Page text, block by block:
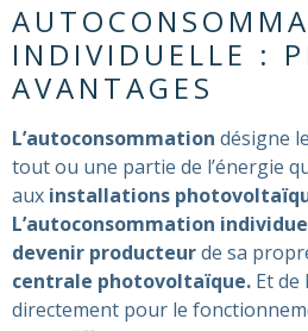
INDIVIDUELLE :
AVANTAGES
L’autoconsommation désigne
tout ou une partie de l’énergie
aux installations
L’autoconsommation
devenir producteurde sa
centrale photovoltaïque. Et de
directement pour le